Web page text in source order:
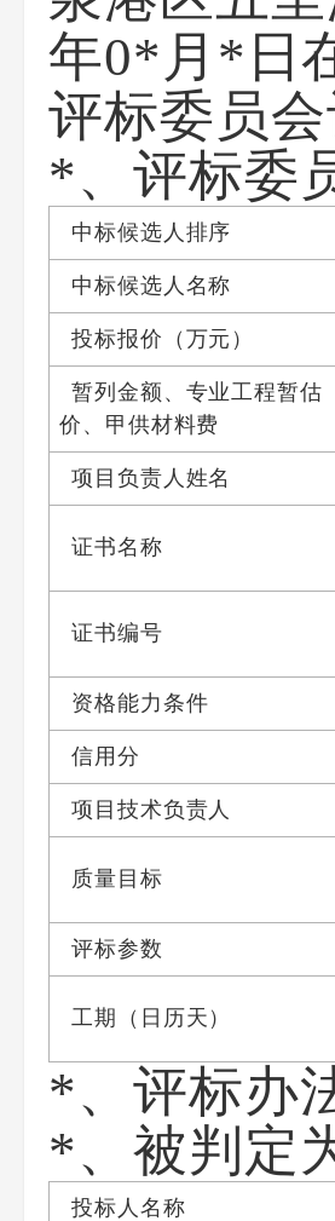
年0*月*日
评标委员
*、评标委
中标候选人排序
中标候选人名称
投标报价（万元）
暂列金额、专业工程暂估
价、甲供材料费
项目负责人姓名
证书名称
证书编号
资格能力条件
信用分
项目技术负责人
质量目标
评标参数
工期（日历天）
*、评标办
*、被判定
投标人名称